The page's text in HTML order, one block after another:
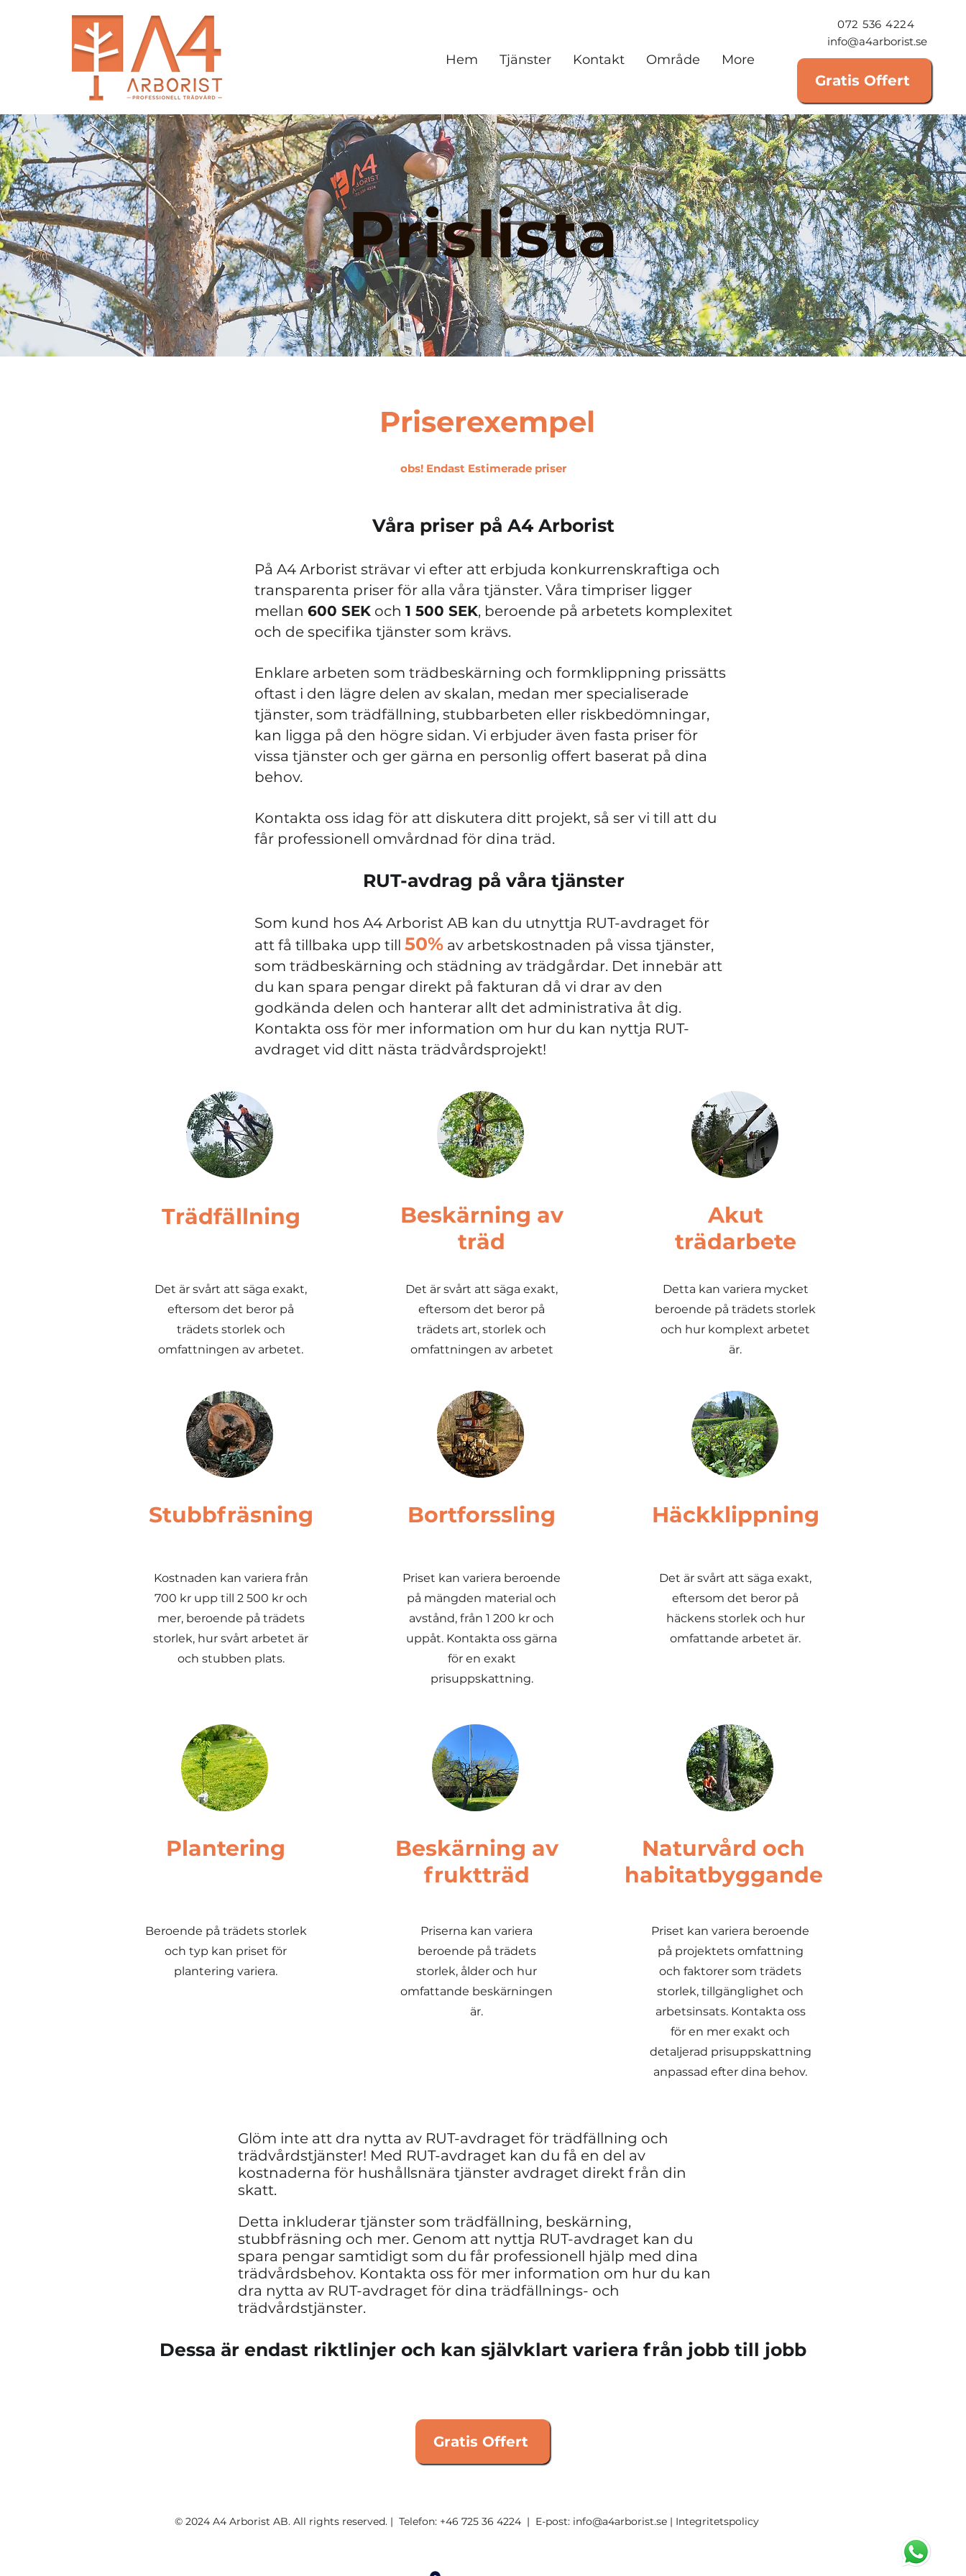
Hem Tjänster Kontakt Område More
072 536 4224
info@a4arborist.se
Gratis Offert
Prislista
Priserexempel
obs! Endast Estimerade priser
Våra priser på A4 Arborist
På A4 Arborist strävar vi efter att erbjuda konkurrenskraftiga och
transparenta priser för alla våra tjänster. Våra timpriser ligger
mellan 600 SEK och 1 500 SEK, beroende på arbetets komplexitet
och de specifika tjänster som krävs.
Enklare arbeten som trädbeskärning och formklippning prissätts
oftast i den lägre delen av skalan, medan mer specialiserade
tjänster, som trädfällning, stubbarbeten eller riskbedömningar,
kan ligga på den högre sidan. Vi erbjuder även fasta priser för
vissa tjänster och ger gärna en personlig offert baserat på dina
behov.
Kontakta oss idag för att diskutera ditt projekt, så ser vi till att du
får professionell omvårdnad för dina träd.
RUT-avdrag på våra tjänster
Som kund hos A4 Arborist AB kan du utnyttja RUT-avdraget för
att få tillbaka upp till 50% av arbetskostnaden på vissa tjänster,
som trädbeskärning och städning av trädgårdar. Det innebär att
du kan spara pengar direkt på fakturan då vi drar av den
godkända delen och hanterar allt det administrativa åt dig.
Kontakta oss för mer information om hur du kan nyttja RUT-
avdraget vid ditt nästa trädvårdsprojekt!
Trädfällning
Det är svårt att säga exakt,
eftersom det beror på
trädets storlek och
omfattningen av arbetet.
Stubbfräsning
Kostnaden kan variera från
700 kr upp till 2 500 kr och
mer, beroende på trädets
storlek, hur svårt arbetet är
och stubben plats.
Plantering
Beroende på trädets storlek
och typ kan priset för
plantering variera.
Beskärning av
träd
Det är svårt att säga exakt,
eftersom det beror på
trädets art, storlek och
omfattningen av arbetet
Bortforssling
Priset kan variera beroende
på mängden material och
avstånd, från 1 200 kr och
uppåt. Kontakta oss gärna
för en exakt
prisuppskattning.
Beskärning av
fruktträd
Priserna kan variera
beroende på trädets
storlek, ålder och hur
omfattande beskärningen
är.
Akut
trädarbete
Detta kan variera mycket
beroende på trädets storlek
och hur komplext arbetet
är.
Häckklippning
Det är svårt att säga exakt,
eftersom det beror på
häckens storlek och hur
omfattande arbetet är.
Naturvård och
habitatbyggande
Priset kan variera beroende
på projektets omfattning
och faktorer som trädets
storlek, tillgänglighet och
arbetsinsats. Kontakta oss
för en mer exakt och
detaljerad prisuppskattning
anpassad efter dina behov.
Glöm inte att dra nytta av RUT-avdraget för trädfällning och
trädvårdstjänster! Med RUT-avdraget kan du få en del av
kostnaderna för hushållsnära tjänster avdraget direkt från din
skatt.
Detta inkluderar tjänster som trädfällning, beskärning,
stubbfräsning och mer. Genom att nyttja RUT-avdraget kan du
spara pengar samtidigt som du får professionell hjälp med dina
trädvårdsbehov. Kontakta oss för mer information om hur du kan
dra nytta av RUT-avdraget för dina trädfällnings- och
trädvårdstjänster.
Dessa är endast riktlinjer och kan självklart variera från jobb till jobb
Gratis Offert
© 2024 A4 Arborist AB. All rights reserved. | Telefon: +46 725 36 4224 | E-post: info@a4arborist.se | Integritetspolicy